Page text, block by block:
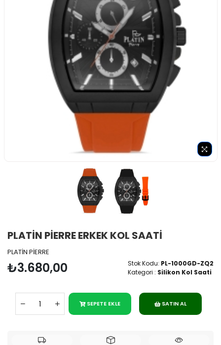
PLATİN PİERRE ERKEK KOL SAATİ
PLATİN PİERRE
₺3.680,00 Stok Kodu: PL-1000GD-ZQ2
Kategori : Silikon Kol Saati
SEPETE EKLE SATIN AL